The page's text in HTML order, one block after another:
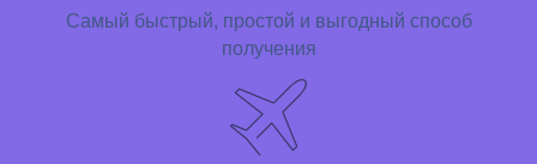
Самый быстрый, простой и выгодный способ
получения